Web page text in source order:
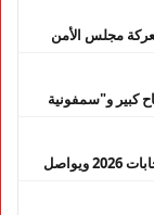
مجلس الأمن
كبير و"سمفونية
لفتيت.. رجل الداخلية الذي يقود التحضير لانتخابات 2026 ويواصل